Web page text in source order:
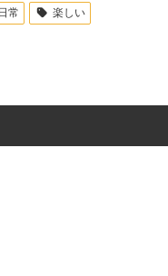
日常 楽しい